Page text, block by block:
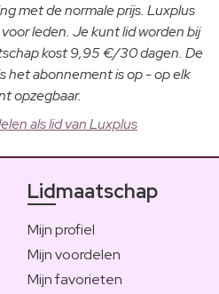
met de normale prijs. Luxplus
leden. Je kunt lid worden bij
kost 9,95 €/30 dagen. De
het abonnement is op - op elk
opzegbaar.
als lid van Luxplus
Lidmaatschap
Mijn profiel
Mijn voordelen
Mijn favorieten